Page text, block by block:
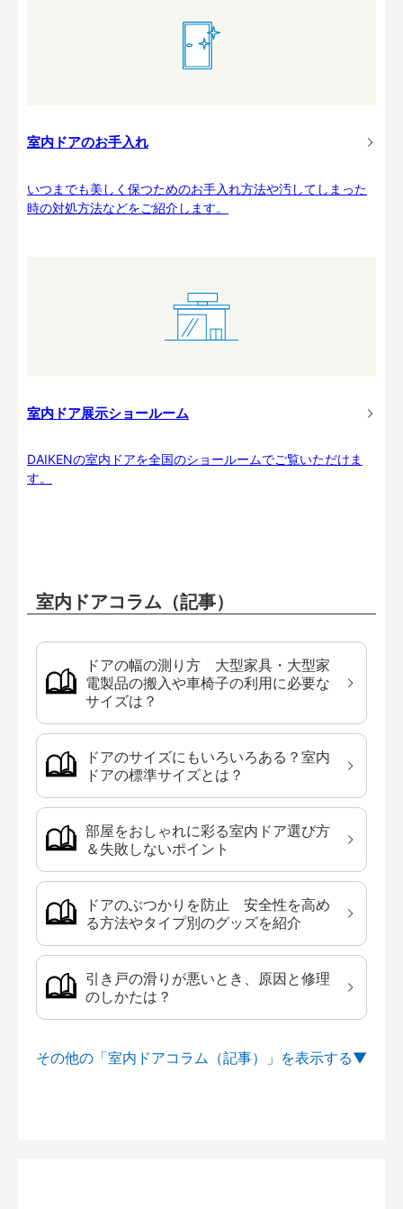
室内ドアのお手入れ
いつまでも美しく保つためのお手入れ方法や汚してしまった
時の対処方法などをご紹介します。
室内ドア展示ショールーム
DAIKENの室内ドアを全国のショールームでご覧いただけま
す。
室内ドアコラム（記事）
ドアの幅の測り方 大型家具・大型家
電製品の搬入や車椅子の利用に必要な
サイズは？
ドアのサイズにもいろいろある？室内
ドアの標準サイズとは？
部屋をおしゃれに彩る室内ドア選び方
＆失敗しないポイント
ドアのぶつかりを防止 安全性を高め
る方法やタイプ別のグッズを紹介
引き戸の滑りが悪いとき、原因と修理
のしかたは？
その他の「室内ドアコラム（記事）」を